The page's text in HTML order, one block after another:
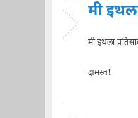
मी
मी इथला
क्षमस्व!